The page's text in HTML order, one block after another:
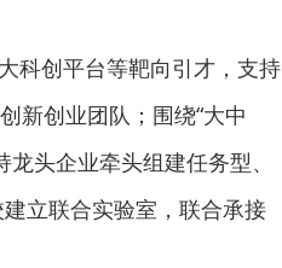
科创平台等靶向引才，支持
新创业团队；围绕“大中
头企业牵头组建任务型、
立联合实验室，联合承接